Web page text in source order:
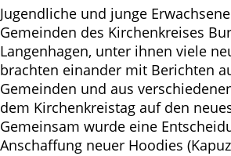
Jugendliche und junge
Gemeinden des Kirchenkreises
Langenhagen, unter ihnen viele
brachten einander mit Berichten
Gemeinden und aus
dem Kirchenkreistag auf den
Gemeinsam wurde eine
Anschaffung neuer Hoodies